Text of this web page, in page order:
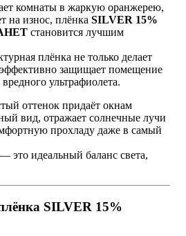
комнаты в жаркую оранжерею,
на износ, плёнка SILVER 15%
становится лучшим
плёнка не только делает
защищает помещение
ультрафиолета.
оттенок придаёт окнам
вид, отражает солнечные лучи
прохладу даже в самый
— это идеальный баланс света,
SILVER 15%